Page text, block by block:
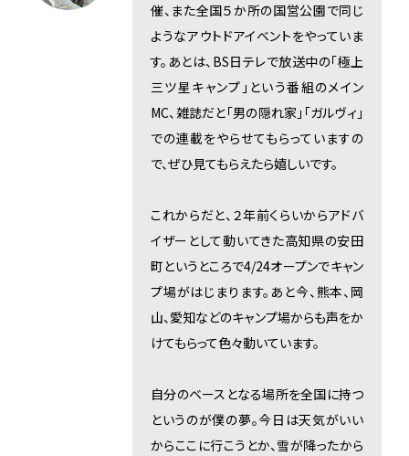
催、また全国５か所の国営公園で同じ
ようなアウトドアイベントをやっていま
す。あとは、BS日テレで放送中の「極上
三ツ星キャンプ」という番組のメイン
MC、雑誌だと「男の隠れ家」「ガルヴィ」
での連載をやらせてもらっていますの
で、ぜひ見てもらえたら嬉しいです。
これからだと、２年前くらいからアドバ
イザーとして動いてきた高知県の安田
町というところで4/24オープンでキャン
プ場がはじまります。あと今、熊本、岡
山、愛知などのキャンプ場からも声をか
けてもらって色々動いています。
自分のベースとなる場所を全国に持つ
というのが僕の夢。今日は天気がいい
からここに行こうとか、雪が降ったから